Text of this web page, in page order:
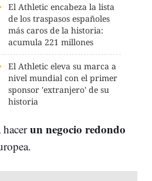
El Athletic encabeza la lista
de los traspasos españoles
más caros de la historia:
acumula 221 millones
El Athletic eleva su marca a
nivel mundial con el primer
sponsor 'extranjero' de su
historia
un negocio redondo